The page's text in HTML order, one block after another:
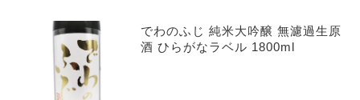
でわのふじ 純米大吟醸 無濾過生原
酒 ひらがなラベル 1800ml